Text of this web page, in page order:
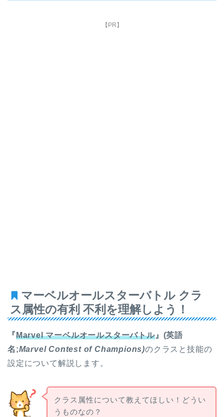
【PR】
マーベルオールスターバトル クラ
ス属性の有利 不利を理解しよう！
『Marvel マーベルオールスターバトル』(英語
名;Marvel Contest of Champions)のクラスと技能の
設定について解説します。
クラス属性について教えてほしい！どうい
うものなの？